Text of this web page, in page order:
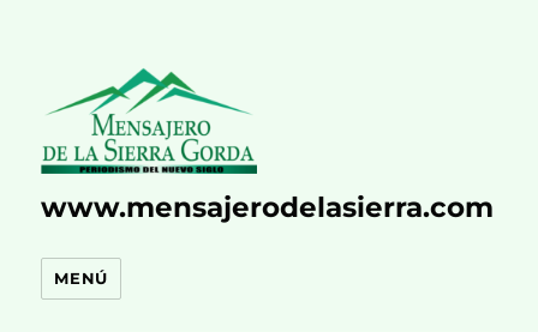
www.mensajerodelasierra.com
MENÚ